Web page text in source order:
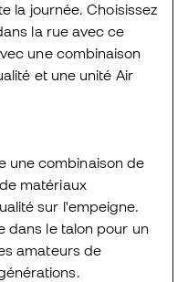
la journée. Choisissez
la rue avec ce
une combinaison
et une unité Air
une combinaison de
matériaux
sur l'empeigne.
dans le talon pour un
amateurs de